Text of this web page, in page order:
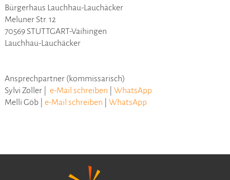
Bürgerhaus Lauchhau-Lauchäcker
Meluner Str. 12
70569 STUTTGART-Vaihingen
Lauchhau-Lauchäcker
Ansprechpartner (kommissarisch)
Sylvi Zoller | e-Mail schreiben
WhatsApp
Melli Göb | e-Mail schreiben WhatsApp